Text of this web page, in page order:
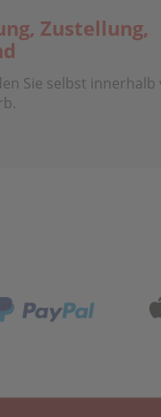
Zustellung,
Sie selbst innerhalb